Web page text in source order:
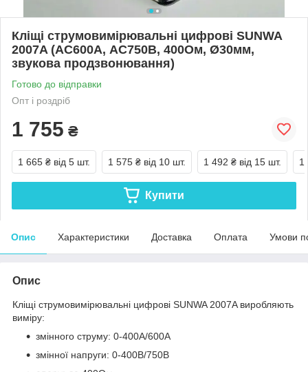
Кліщі струмовимірювальні цифрові SUNWA
2007A (AC600A, АС750В, 400Ом, Ø30мм,
звукова продзвонювання)
Готово до відправки
Опт і роздріб
1 755 ₴
1 665 ₴ від 5 шт. 1 575 ₴ від 10 шт. 1 492 ₴ від 15 шт. 1
Купити
Опис Характеристики Доставка Оплата Умови
Опис
Кліщі струмовимірювальні цифрові SUNWA 2007A виробляють
виміру:
змінного струму: 0-400A/600A
змінної напруги: 0-400В/750В